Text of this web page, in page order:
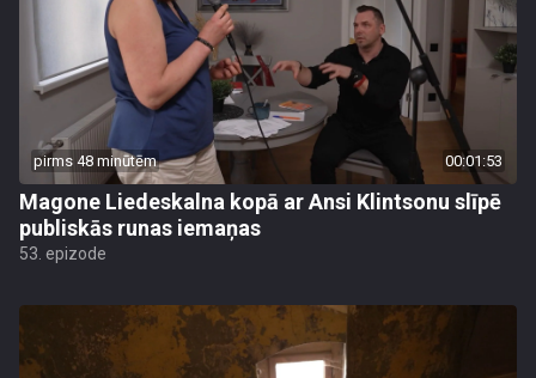
pirms 48 minūtēm 00:01:53
Magone Liedeskalna kopā ar Ansi Klintsonu slīpē
publiskās runas iemaņas
53. epizode